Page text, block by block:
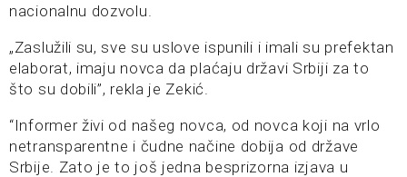
nacionalnu dozvolu.
„Zaslužili su, sve su uslove ispunili i imali su prefektan
elaborat, imaju novca da plaćaju državi Srbiji za to
što su dobili”, rekla je Zekić.
“Informer živi od našeg novca, od novca koji na vrlo
netransparentne i čudne načine dobija od države
Srbije. Zato je to još jedna besprizorna izjava u